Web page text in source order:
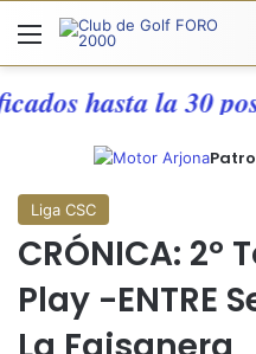
Menú
hasta la 30
Liga CSC
CRÓNICA: 2º
Play -ENTRE